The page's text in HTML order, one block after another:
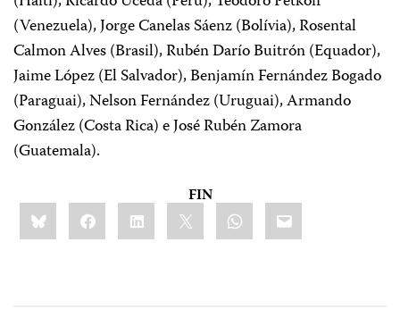
(Venezuela), Jorge Canelas Sáenz (Bolívia), Rosental
Calmon Alves (Brasil), Rubén Darío Buitrón (Equador),
Jaime López (El Salvador), Benjamín Fernández Bogado
(Paraguai), Nelson Fernández (Uruguai), Armando
González (Costa Rica) e José Rubén Zamora
(Guatemala).
FIN
Share
this:BlueskyFacebookLinkedIn WhatsApp
Email